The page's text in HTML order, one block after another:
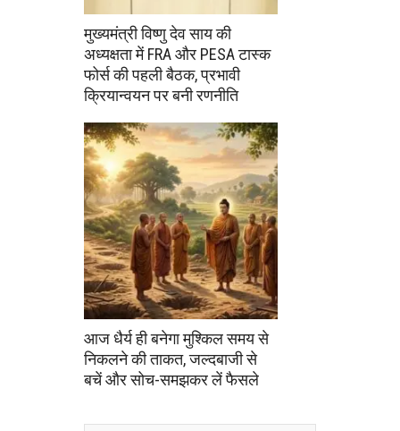
मुख्यमंत्री विष्णु देव साय की
अध्यक्षता में FRA और PESA टास्क
फोर्स की पहली बैठक, प्रभावी
क्रियान्वयन पर बनी रणनीति
आज धैर्य ही बनेगा मुश्किल समय से
निकलने की ताकत, जल्दबाजी से
बचें और सोच-समझकर लें फैसले